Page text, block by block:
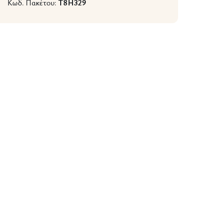
Κωδ. Πακέτου: T8H329